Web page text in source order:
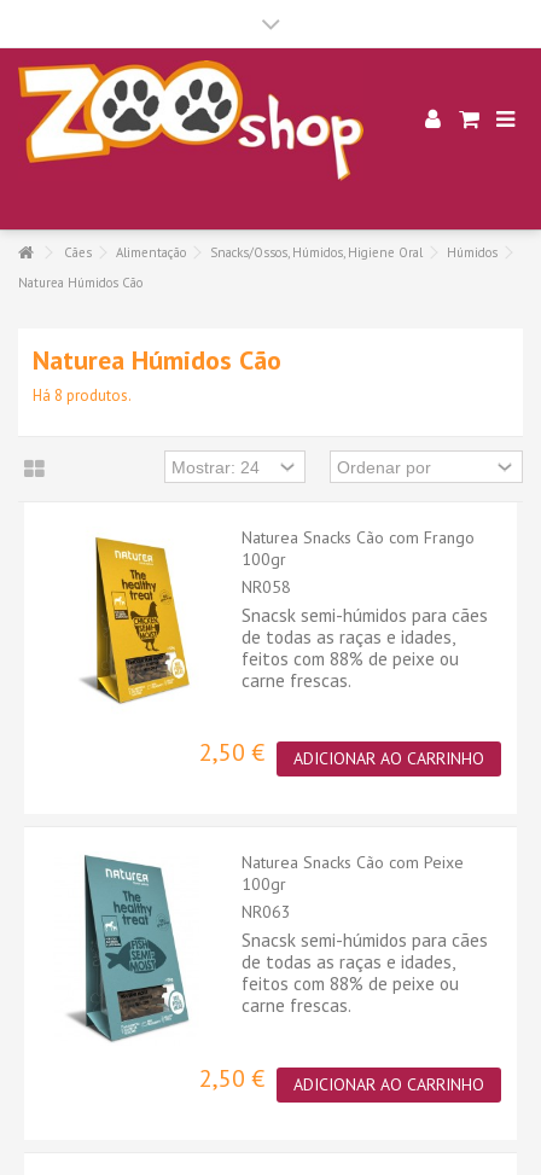
Cães Alimentação Snacks/Ossos, Húmidos, Higiene Oral
Húmidos
Naturea Húmidos Cão
Naturea Húmidos Cão
Há 8 produtos.
Naturea Snacks Cão com Frango
100gr
NR058
Snacsk semi-húmidos para cães
de todas as raças e idades,
feitos com 88% de peixe ou
carne frescas.
2,50 € ADICIONAR AO CARRINHO
Naturea Snacks Cão com Peixe
100gr
NR063
Snacsk semi-húmidos para cães
de todas as raças e idades,
feitos com 88% de peixe ou
carne frescas.
2,50 € ADICIONAR AO CARRINHO